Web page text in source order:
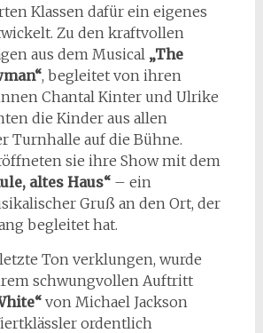
Klassen dafür ein eigenes
Zu den kraftvollen
aus dem Musical „The
, begleitet von ihren
Chantal Kinter und Ulrike
die Kinder aus allen
Turnhalle auf die Bühne.
sie ihre Show mit dem
altes Haus“– ein
Gruß an den Ort, der
begleitet hat.
Ton verklungen, wurde
schwungvollen Auftritt
von Michael Jackson
ordentlich